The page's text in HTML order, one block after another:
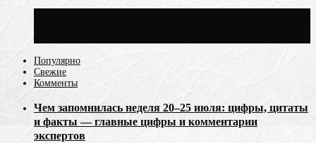
Популярно
Свежие
Комменты
Чем запомнилась неделя 20–25 июля: цифры, цитаты
и факты — главные цифры и комментарии
экспертов